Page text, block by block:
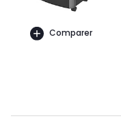
Comparer